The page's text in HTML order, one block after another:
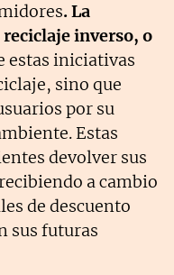
. La
inverso, o
estas iniciativas
sino que
por su
Estas
devolver sus
a cambio
de descuento
sus futuras